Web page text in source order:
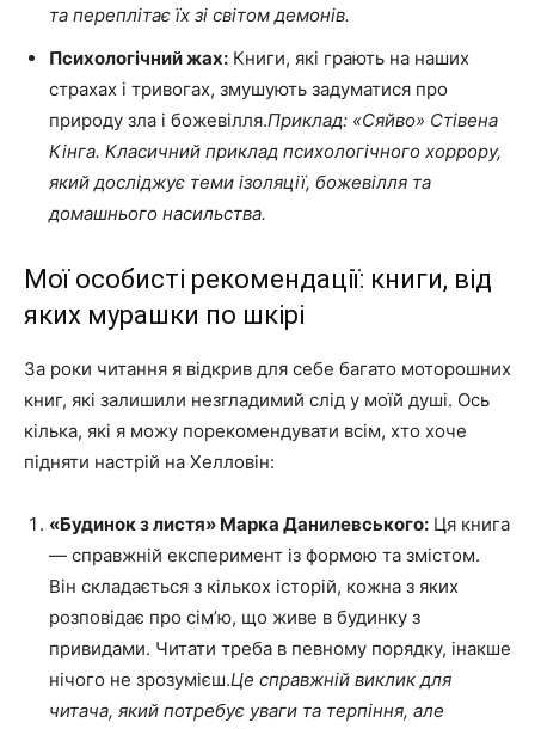
та переплітає їх зі світом демонів.
Психологічний жах: Книги, які грають на наших
страхах і тривогах, змушують задуматися про
природу зла і божевілля.Приклад: «Сяйво» Стівена
Кінга. Класичний приклад психологічного хоррору,
який досліджує теми ізоляції, божевілля та
домашнього насильства.
Мої особисті рекомендації: книги, від
яких мурашки по шкірі
За роки читання я відкрив для себе багато моторошних
книг, які залишили незгладимий слід у моїй душі. Ось
кілька, які я можу порекомендувати всім, хто хоче
підняти настрій на Хелловін:
«Будинок з листя» Марка Данилевського: Ця книга
— справжній експеримент із формою та змістом.
Він складається з кількох історій, кожна з яких
розповідає про сім’ю, що живе в будинку з
привидами. Читати треба в певному порядку, інакше
нічого не зрозумієш.Це справжній виклик для
читача, який потребує уваги та терпіння, але